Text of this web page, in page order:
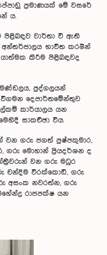
ප්‍රමාණයක් මේ වසරේ
ය.
පිළිබඳව වාර්තා වී ඇති
භාවිත කරමින්
කිරීම පිළිබඳවද
පුද්ගලයන්
දෙපාර්තමේන්තුව
කාර්යාලය යන
සාකච්ඡා විය.
වන ගරු ජගත් පුෂ්පකුමාර,
ගරු මොහාන් ප්‍රියදර්ශන ද
වන ගරු මධුර
චන්දිම වීරක්කොඩි, ගරු
අසංක නවරත්න, ගරු
රාජපක්ෂ යන